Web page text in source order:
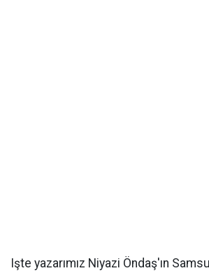
Işte yazarımız Niyazi Öndaş'ın